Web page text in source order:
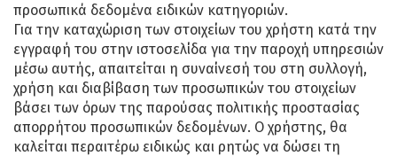
προσωπικά δεδομένα ειδικών κατηγοριών.
Για την καταχώριση των στοιχείων του χρήστη κατά την
εγγραφή του στην ιστοσελίδα για την παροχή υπηρεσιών
μέσω αυτής, απαιτείται η συναίνεσή του στη συλλογή,
χρήση και διαβίβαση των προσωπικών του στοιχείων
βάσει των όρων της παρούσας πολιτικής προστασίας
απορρήτου προσωπικών δεδομένων. Ο χρήστης, θα
καλείται περαιτέρω ειδικώς και ρητώς να δώσει τη